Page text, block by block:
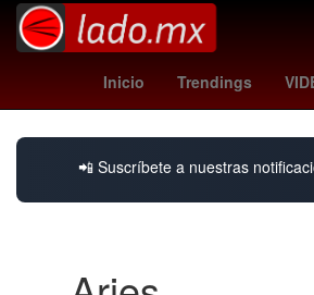
Inicio Trendings
Portland Trail
📲 Suscríbete a nuestras